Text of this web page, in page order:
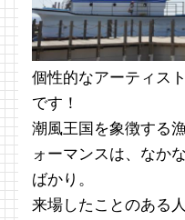
個性的なアーティス
です！
潮風王国を象徴する
ォーマンスは、なか
ばかり。
来場したことのある